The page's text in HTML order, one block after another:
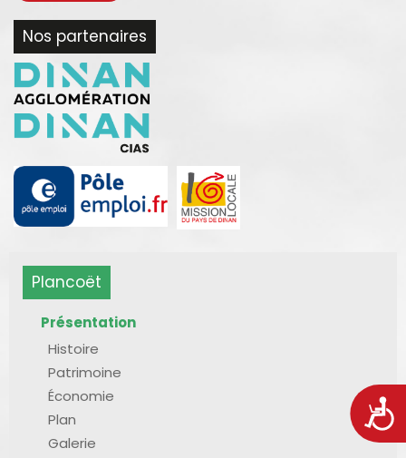
Nos partenaires
Plancoët
Présentation
Histoire
Patrimoine
Économie
Plan
Galerie